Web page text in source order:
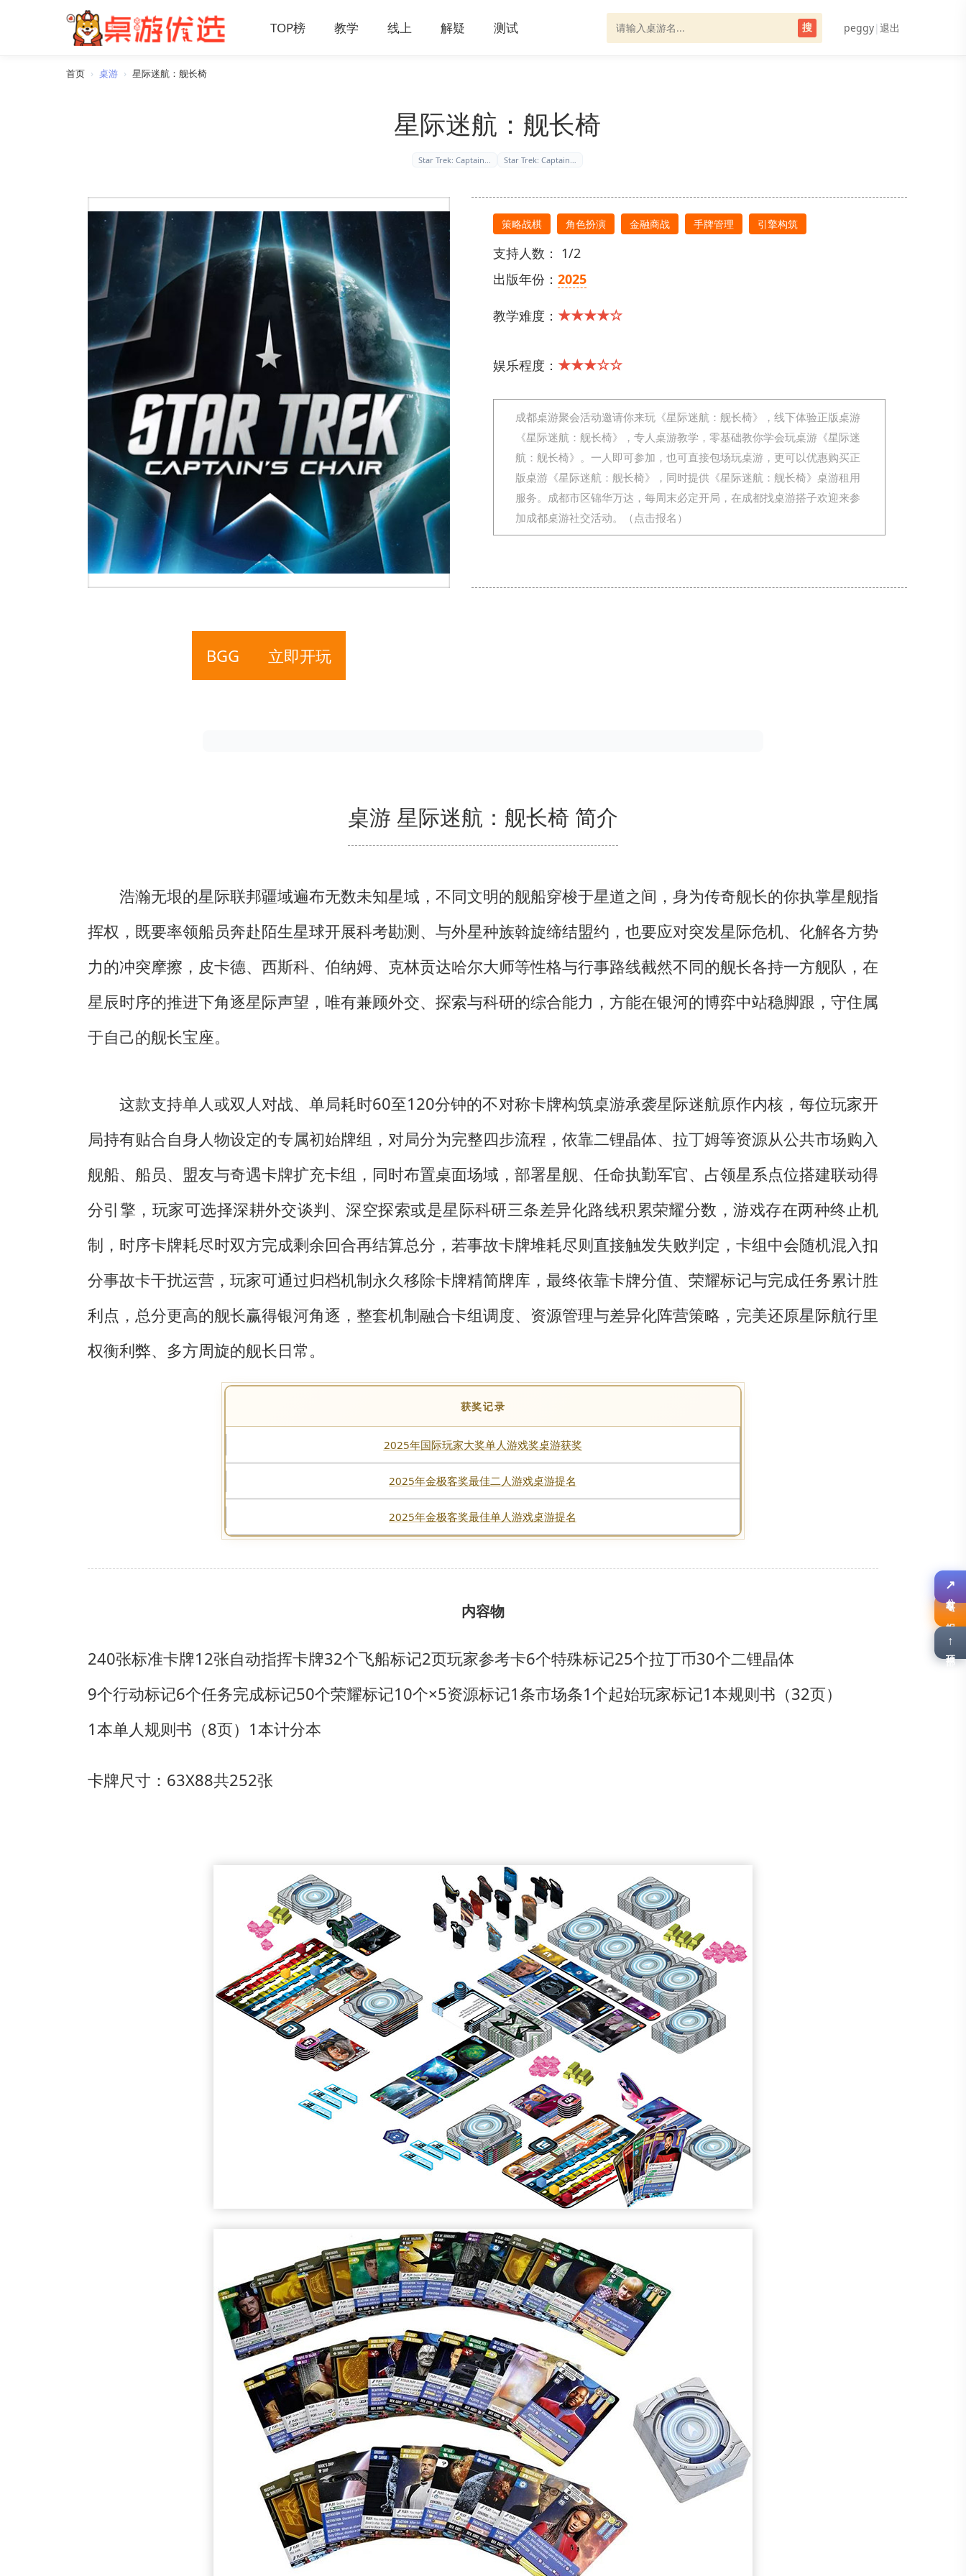
TOP榜 教学 线上 解疑 测试 搜 peggy| 退出
首页 › 桌游 › 星际迷航：舰长椅
星际迷航：舰长椅
Star Trek: Captain… Star Trek: Captain…
策略战棋 角色扮演 金融商战 手牌管理 引擎构筑
支持人数： 1/2
出版年份： 2025
教学难度： ★★★★☆
娱乐程度： ★★★☆☆
成都桌游聚会活动邀请你来玩《星际迷航：舰长椅》，线下体验正版桌游
《星际迷航：舰长椅》，专人桌游教学，零基础教你学会玩桌游《星际迷
航：舰长椅》。一人即可参加，也可直接包场玩桌游，更可以优惠购买正
版桌游《星际迷航：舰长椅》，同时提供《星际迷航：舰长椅》桌游租用
服务。成都市区锦华万达，每周末必定开局，在成都找桌游搭子欢迎来参
加成都桌游社交活动。（点击报名）
BGG 立即开玩
桌游 星际迷航：舰长椅 简介
浩瀚无垠的星际联邦疆域遍布无数未知星域，不同文明的舰船穿梭于星道之间，身为传奇舰长的你执掌星舰指
挥权，既要率领船员奔赴陌生星球开展科考勘测、与外星种族斡旋缔结盟约，也要应对突发星际危机、化解各方势
力的冲突摩擦，皮卡德、西斯科、伯纳姆、克林贡达哈尔大师等性格与行事路线截然不同的舰长各持一方舰队，在
星辰时序的推进下角逐星际声望，唯有兼顾外交、探索与科研的综合能力，方能在银河的博弈中站稳脚跟，守住属
于自己的舰长宝座。
这款支持单人或双人对战、单局耗时60至120分钟的不对称卡牌构筑桌游承袭星际迷航原作内核，每位玩家开
局持有贴合自身人物设定的专属初始牌组，对局分为完整四步流程，依靠二锂晶体、拉丁姆等资源从公共市场购入
舰船、船员、盟友与奇遇卡牌扩充卡组，同时布置桌面场域，部署星舰、任命执勤军官、占领星系点位搭建联动得
分引擎，玩家可选择深耕外交谈判、深空探索或是星际科研三条差异化路线积累荣耀分数，游戏存在两种终止机
制，时序卡牌耗尽时双方完成剩余回合再结算总分，若事故卡牌堆耗尽则直接触发失败判定，卡组中会随机混入扣
分事故卡干扰运营，玩家可通过归档机制永久移除卡牌精简牌库，最终依靠卡牌分值、荣耀标记与完成任务累计胜
利点，总分更高的舰长赢得银河角逐，整套机制融合卡组调度、资源管理与差异化阵营策略，完美还原星际航行里
权衡利弊、多方周旋的舰长日常。
获奖记录
2025年国际玩家大奖单人游戏奖桌游获奖
2025年金极客奖最佳二人游戏桌游提名
2025年金极客奖最佳单人游戏桌游提名
内容物
240张标准卡牌12张自动指挥卡牌32个飞船标记2页玩家参考卡6个特殊标记25个拉丁币30个二锂晶体
9个行动标记6个任务完成标记50个荣耀标记10个×5资源标记1条市场条1个起始玩家标记1本规则书（32页）
1本单人规则书（8页） 1本计分本
卡牌尺寸：63X88共252张
↗
分享
✎
↑